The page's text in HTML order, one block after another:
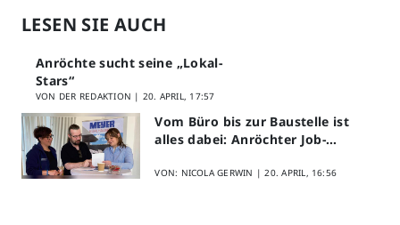
LESEN SIE AUCH
Anröchte sucht seine „Lokal-
Stars“
VON DER REDAKTION | 20. APRIL, 17:57
Vom Büro bis zur Baustelle ist
alles dabei: Anröchter Job-
VON: NICOLA GERWIN |20. APRIL, 16:56